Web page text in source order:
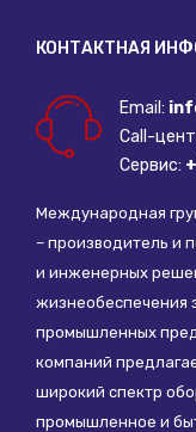
КОНТАКТНАЯ
Email:
Call-
Сервис:
Международная
– производитель и
и инженерных
жизнеобеспечения
промышленных
компаний
широкий спектр
промышленное и